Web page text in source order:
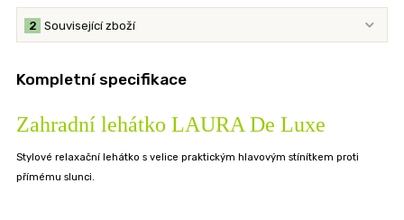
Související zboží
2
Kompletní specifikace
Zahradní lehátko LAURA De Luxe
Stylové relaxační lehátko s velice praktickým hlavovým stínítkem proti
přímému slunci.